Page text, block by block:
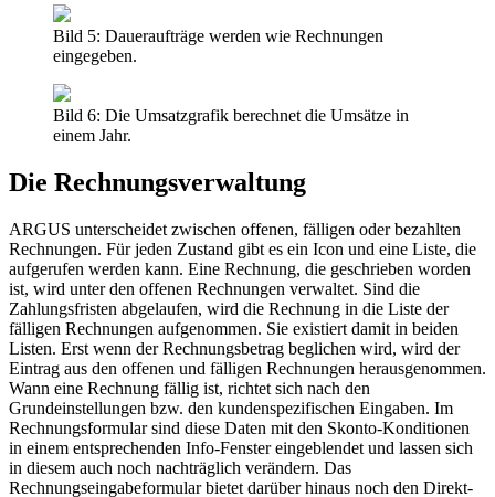
Bild 5: Daueraufträge werden wie Rechnungen
eingegeben.
Bild 6: Die Umsatzgrafik berechnet die Umsätze in
einem Jahr.
Die Rechnungsverwaltung
ARGUS unterscheidet zwischen offenen, fälligen oder bezahlten
Rechnungen. Für jeden Zustand gibt es ein Icon und eine Liste, die
aufgerufen werden kann. Eine Rechnung, die geschrieben worden
ist, wird unter den offenen Rechnungen verwaltet. Sind die
Zahlungsfristen abgelaufen, wird die Rechnung in die Liste der
fälligen Rechnungen aufgenommen. Sie existiert damit in beiden
Listen. Erst wenn der Rechnungsbetrag beglichen wird, wird der
Eintrag aus den offenen und fälligen Rechnungen herausgenommen.
Wann eine Rechnung fällig ist, richtet sich nach den
Grundeinstellungen bzw. den kundenspezifischen Eingaben. Im
Rechnungsformular sind diese Daten mit den Skonto-Konditionen
in einem entsprechenden Info-Fenster eingeblendet und lassen sich
in diesem auch noch nachträglich verändern. Das
Rechnungseingabeformular bietet darüber hinaus noch den Direkt-